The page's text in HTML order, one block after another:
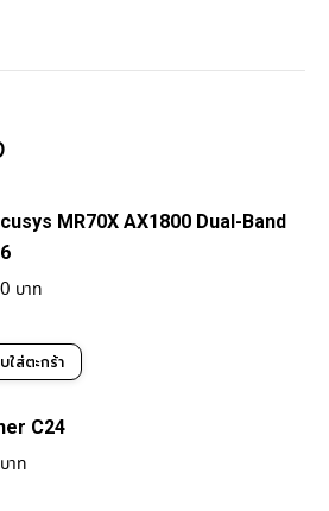
MR70X AX1800 Dual-Band
ใส่ตะกร้า
C24